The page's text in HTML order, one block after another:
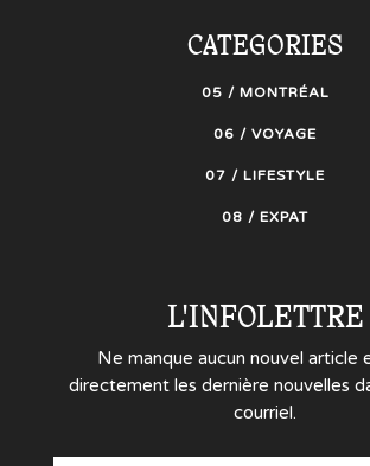
CATEGORIES
05 / MONTRÉAL
06 / VOYAGE
07 / LIFESTYLE
08 / EXPAT
L'INFOLETTRE
Ne manque aucun nouvel article
directement les dernière nouvelles
courriel.